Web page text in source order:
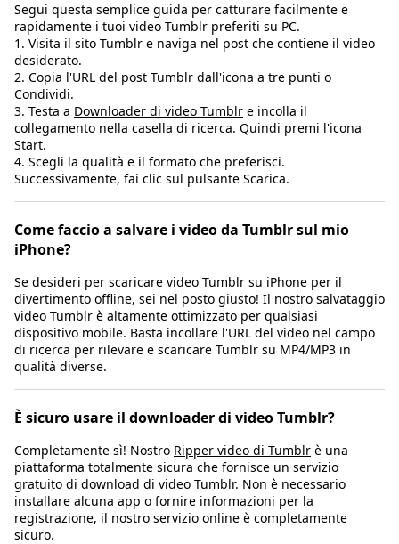
Segui questa semplice guida per catturare facilmente e
rapidamente i tuoi video Tumblr preferiti su PC.
1. Visita il sito Tumblr e naviga nel post che contiene il video
desiderato.
2. Copia l'URL del post Tumblr dall'icona a tre punti o
Condividi.
3. Testa a Downloader di video Tumblr e incolla il
collegamento nella casella di ricerca. Quindi premi l'icona
Start.
4. Scegli la qualità e il formato che preferisci.
Successivamente, fai clic sul pulsante Scarica.
Come faccio a salvare i video da Tumblr sul mio
iPhone?
Se desideri per scaricare video Tumblr su iPhone per il
divertimento offline, sei nel posto giusto! Il nostro salvataggio
video Tumblr è altamente ottimizzato per qualsiasi
dispositivo mobile. Basta incollare l'URL del video nel campo
di ricerca per rilevare e scaricare Tumblr su MP4/MP3 in
qualità diverse.
È sicuro usare il downloader di video Tumblr?
Completamente sì! Nostro Ripper video di Tumblr è una
piattaforma totalmente sicura che fornisce un servizio
gratuito di download di video Tumblr. Non è necessario
installare alcuna app o fornire informazioni per la
registrazione, il nostro servizio online è completamente
sicuro.